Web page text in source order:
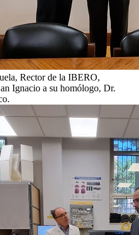
Rector de la IBERO,
Ignacio a su homólogo, Dr.